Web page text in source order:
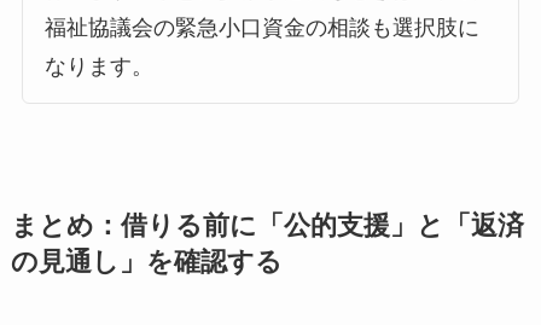
福祉協議会の緊急小口資金の相談も選択肢に
なります。
まとめ：借りる前に「公的支援」と「返済
の見通し」を確認する